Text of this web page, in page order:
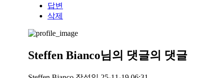
답변
삭제
Steffen Bianco님의 댓글의 댓글